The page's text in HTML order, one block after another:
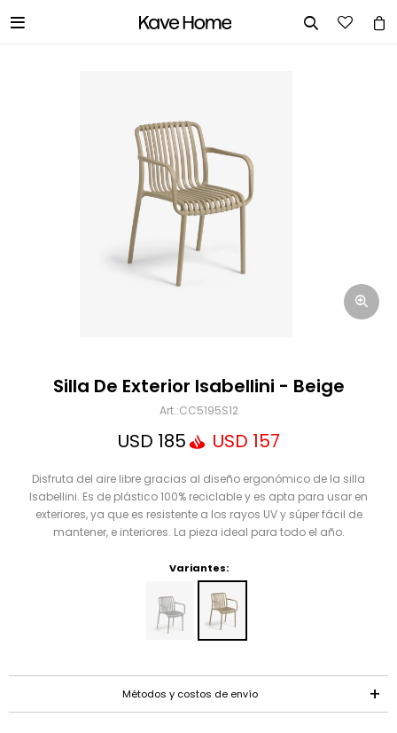
 
Silla De Exterior Isabellini - Beige
CC5195S12
USD 185 USD 157
Disfruta del aire libre gracias al diseño ergonómico de la silla
Isabellini. Es de plástico 100% reciclable y es apta para usar en
exteriores, ya que es resistente a los rayos UV y súper fácil de
mantener, e interiores. La pieza ideal para todo el año.
Variantes:
Métodos y costos de envío
STOCK DISPONIBLE.
Correo electrónico